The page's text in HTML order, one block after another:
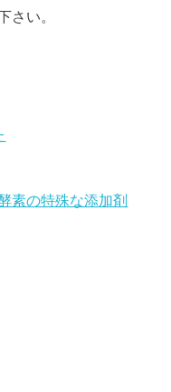
さい。
素の特殊な添加剤